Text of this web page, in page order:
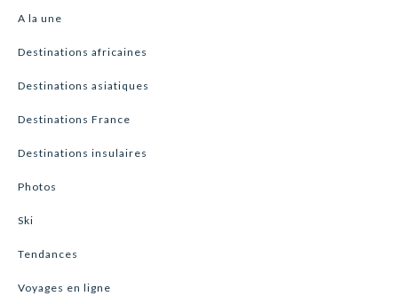
A la une
Destinations africaines
Destinations asiatiques
Destinations France
Destinations insulaires
Photos
Ski
Tendances
Voyages en ligne